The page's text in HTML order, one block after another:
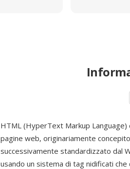
HTML (HyperText Markup
pagine web, originariamente
successivamente standardizzato dal
usando un sistema di tag nidificati